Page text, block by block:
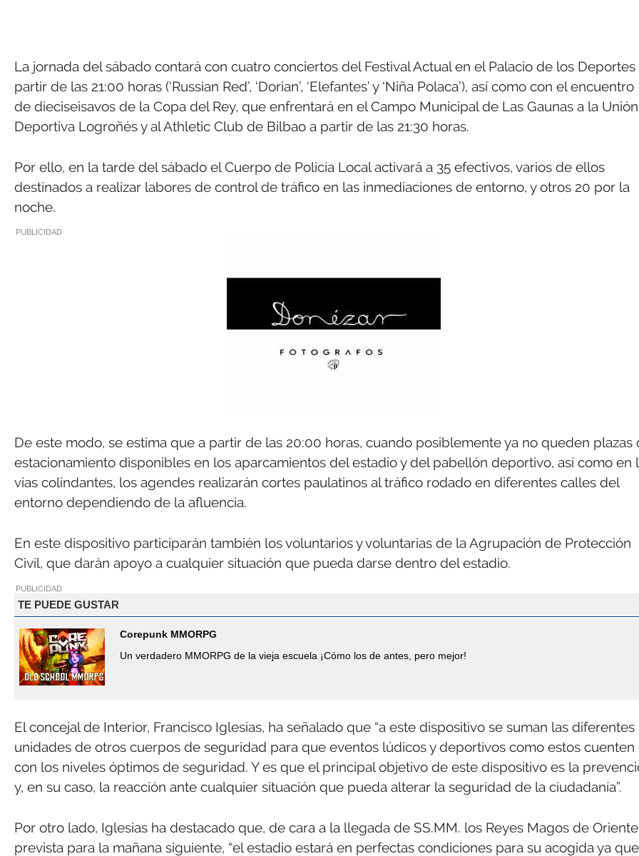
La jornada del sábado contará con cuatro conciertos del Festival Actual en el Palacio de los Deportes
partir de las 21:00 horas (‘Russian Red’, ‘Dorian’, ‘Elefantes’ y ‘Niña Polaca’), así como con el encuentro
de dieciseisavos de la Copa del Rey, que enfrentará en el Campo Municipal de Las Gaunas a la Unión
Deportiva Logroñés y al Athletic Club de Bilbao a partir de las 21:30 horas.
Por ello, en la tarde del sábado el Cuerpo de Policía Local activará a 35 efectivos, varios de ellos
destinados a realizar labores de control de tráfico en las inmediaciones de entorno, y otros 20 por la
noche.
PUBLICIDAD
De este modo, se estima que a partir de las 20:00 horas, cuando posiblemente ya no queden plazas
estacionamiento disponibles en los aparcamientos del estadio y del pabellón deportivo, así como en
vías colindantes, los agendes realizarán cortes paulatinos al tráfico rodado en diferentes calles del
entorno dependiendo de la afluencia.
En este dispositivo participarán también los voluntarios y voluntarias de la Agrupación de Protección
Civil, que darán apoyo a cualquier situación que pueda darse dentro del estadio.
PUBLICIDAD
TE PUEDE GUSTAR
Corepunk MMORPG
Un verdadero MMORPG de la vieja escuela ¡Cómo los de antes, pero mejor!
El concejal de Interior, Francisco Iglesias, ha señalado que “a este dispositivo se suman las diferentes
unidades de otros cuerpos de seguridad para que eventos lúdicos y deportivos como estos cuenten
con los niveles óptimos de seguridad. Y es que el principal objetivo de este dispositivo es la
y, en su caso, la reacción ante cualquier situación que pueda alterar la seguridad de la ciudadanía”.
Por otro lado, Iglesias ha destacado que, de cara a la llegada de SS.MM. los Reyes Magos de
prevista para la mañana siguiente, “el estadio estará en perfectas condiciones para su acogida ya